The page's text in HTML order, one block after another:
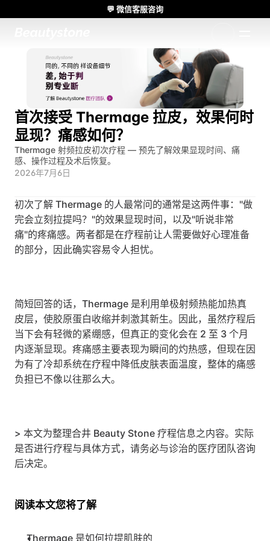
首次接受 Thermage 拉皮，效果何时
显现？痛感如何？
Thermage 射频拉皮初次疗程 — 预先了解效果显现时间、痛
感、操作过程及术后恢复。
2026年7月6日
初次了解 Thermage 的人最常问的通常是这两件事："做
完会立刻拉提吗？"的效果显现时间，以及"听说非常
痛"的疼痛感。两者都是在疗程前让人需要做好心理准备
的部分，因此确实容易令人担忧。
简短回答的话，Thermage 是利用单极射频热能加热真
皮层，使胶原蛋白收缩并刺激其新生。因此，虽然疗程后
当下会有轻微的紧绷感，但真正的变化会在 2 至 3 个月
内逐渐显现。疼痛感主要表现为瞬间的灼热感，但现在因
为有了冷却系统在疗程中降低皮肤表面温度，整体的痛感
负担已不像以往那么大。
> 本文为整理合井 Beauty Stone 疗程信息之内容。实际
是否进行疗程与具体方式，请务必与诊治的医疗团队咨询
后决定。
阅读本文您将了解
Thermage 是如何拉提肌肤的
💬 微信客服咨询
🌸 Beautystone诊所出席 Meditox 曼谷 Cadaver workshop 🌸